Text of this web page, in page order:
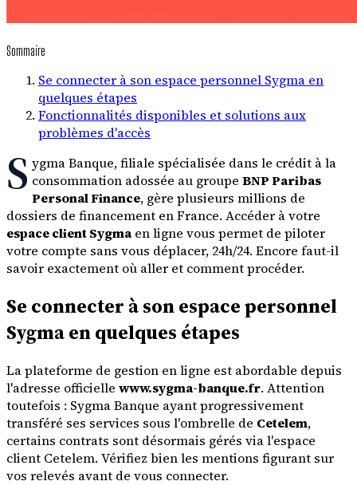
Sommaire
Se connecter à son espace personnel Sygma en
quelques étapes
Fonctionnalités disponibles et solutions aux
problèmes d'accès
S ygma Banque, filiale spécialisée dans le crédit à la
consommation adossée au groupeBNP Paribas
Personal Finance, gère plusieurs millions de
dossiers de financement en France. Accéder à votre
espace client Sygma en ligne vous permet de piloter
votre compte sans vous déplacer, 24h/24. Encore faut-il
savoir exactement où aller et comment procéder.
Se connecter à son espace personnel
Sygma en quelques étapes
La plateforme de gestion en ligne est abordable depuis
l'adresse officielle www.sygma-banque.fr. Attention
toutefois : Sygma Banque ayant progressivement
transféré ses services sous l'ombrelle de Cetelem,
certains contrats sont désormais gérés via l'espace
client Cetelem. Vérifiez bien les mentions figurant sur
vos relevés avant de vous connecter.